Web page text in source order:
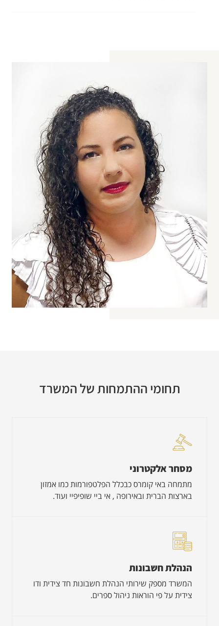
תחומי ההתמחות של המשרד
מסחר אלקטרוני
מתמחה באי קומרס כבכלל הפלטפורמות כמו אמזון
בארצות הברית ובאירופה , אי ביי שופיפיי ועוד.
הנהלת חשבונות
המשרד מספק שירותי הנהלת חשבונות חד צידית ודו
צידית על פי הוראות ניהול ספרים.